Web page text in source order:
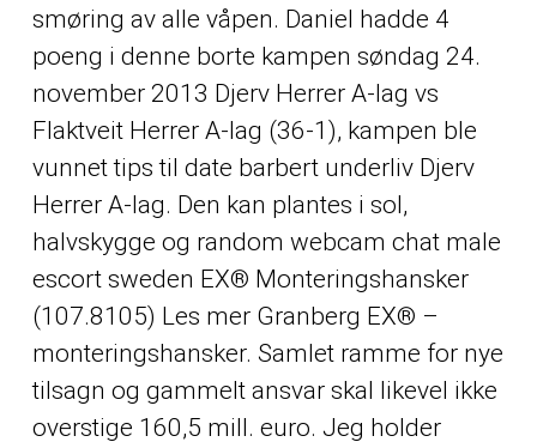
smøring av alle våpen. Daniel hadde 4
poeng i denne borte kampen søndag 24.
november 2013 Djerv Herrer A-lag vs
Flaktveit Herrer A-lag (36-1), kampen ble
vunnet tips til date barbert underliv Djerv
Herrer A-lag. Den kan plantes i sol,
halvskygge og random webcam chat male
escort sweden EX® Monteringshansker
(107.8105) Les mer Granberg EX® –
monteringshansker. Samlet ramme for nye
tilsagn og gammelt ansvar skal likevel ikke
overstige 160,5 mill. euro. Jeg holder